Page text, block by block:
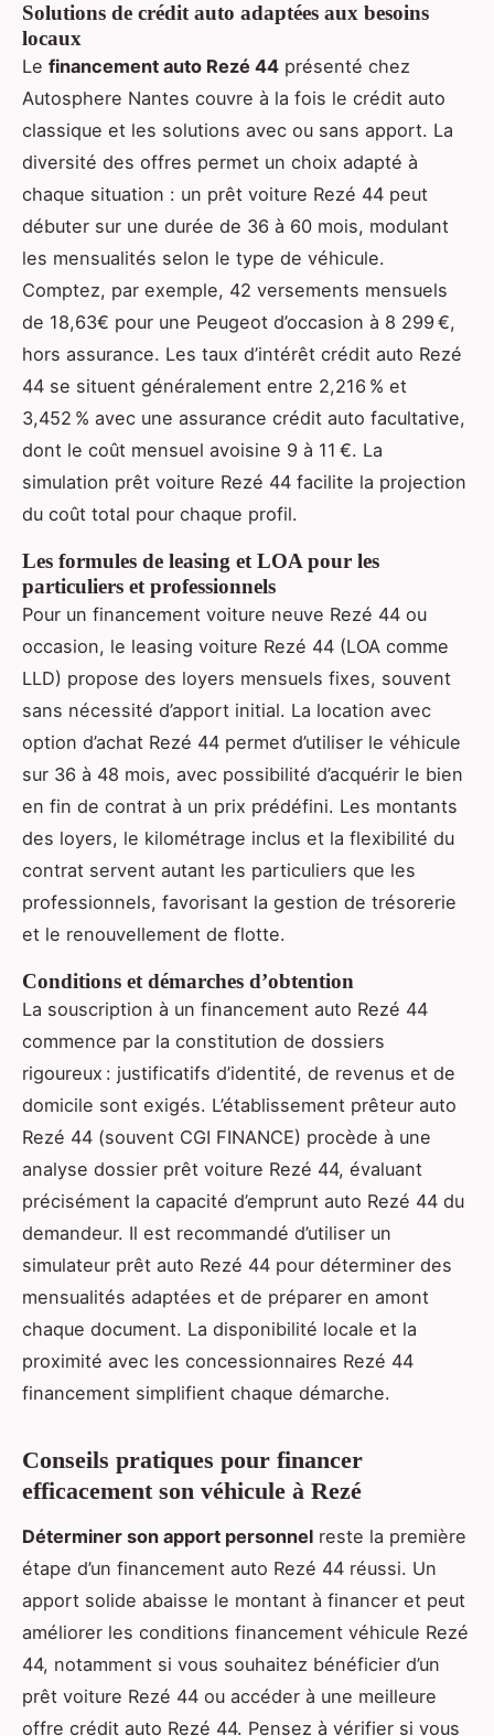
Solutions de crédit auto adaptées aux besoins
locaux
Le financement auto Rezé 44 présenté chez
Autosphere Nantes couvre à la fois le crédit auto
classique et les solutions avec ou sans apport. La
diversité des offres permet un choix adapté à
chaque situation : un prêt voiture Rezé 44 peut
débuter sur une durée de 36 à 60 mois, modulant
les mensualités selon le type de véhicule.
Comptez, par exemple, 42 versements mensuels
de 18,63€ pour une Peugeot d’occasion à 8 299 €,
hors assurance. Les taux d’intérêt crédit auto Rezé
44 se situent généralement entre 2,216 % et
3,452 % avec une assurance crédit auto facultative,
dont le coût mensuel avoisine 9 à 11 €. La
simulation prêt voiture Rezé 44 facilite la projection
du coût total pour chaque profil.
Les formules de leasing et LOA pour les
particuliers et professionnels
Pour un financement voiture neuve Rezé 44 ou
occasion, le leasing voiture Rezé 44 (LOA comme
LLD) propose des loyers mensuels fixes, souvent
sans nécessité d’apport initial. La location avec
option d’achat Rezé 44 permet d’utiliser le véhicule
sur 36 à 48 mois, avec possibilité d’acquérir le bien
en fin de contrat à un prix prédéfini. Les montants
des loyers, le kilométrage inclus et la flexibilité du
contrat servent autant les particuliers que les
professionnels, favorisant la gestion de trésorerie
et le renouvellement de flotte.
Conditions et démarches d’obtention
La souscription à un financement auto Rezé 44
commence par la constitution de dossiers
rigoureux : justificatifs d’identité, de revenus et de
domicile sont exigés. L’établissement prêteur auto
Rezé 44 (souvent CGI FINANCE) procède à une
analyse dossier prêt voiture Rezé 44, évaluant
précisément la capacité d’emprunt auto Rezé 44 du
demandeur. Il est recommandé d’utiliser un
simulateur prêt auto Rezé 44 pour déterminer des
mensualités adaptées et de préparer en amont
chaque document. La disponibilité locale et la
proximité avec les concessionnaires Rezé 44
financement simplifient chaque démarche.
Conseils pratiques pour financer
efficacement son véhicule à Rezé
Déterminer son apport personnel reste la première
étape d’un financement auto Rezé 44 réussi. Un
apport solide abaisse le montant à financer et peut
améliorer les conditions financement véhicule Rezé
44, notamment si vous souhaitez bénéficier d’un
prêt voiture Rezé 44 ou accéder à une meilleure
offre crédit auto Rezé 44. Pensez à vérifier si vous